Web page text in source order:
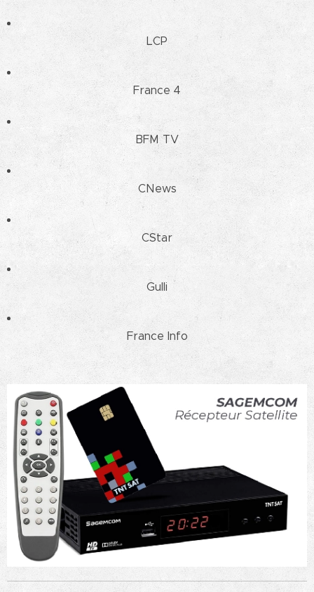
LCP
France 4
BFM TV
CNews
CStar
Gulli
France Info